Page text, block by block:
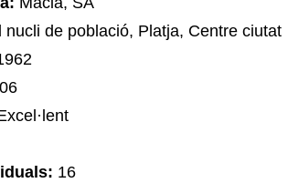
nucli de població, Platja, Centre ciutat
16